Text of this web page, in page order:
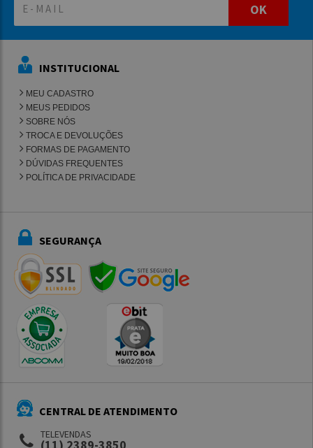
OK
INSTITUCIONAL
MEU CADASTRO
MEUS PEDIDOS
SOBRE NÓS
TROCA E DEVOLUÇÕES
FORMAS DE PAGAMENTO
DÚVIDAS FREQUENTES
POLÍTICA DE PRIVACIDADE
SEGURANÇA
CENTRAL DE ATENDIMENTO
TELEVENDAS